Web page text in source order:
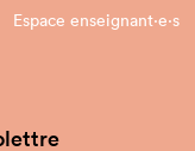
Espace enseignant·e⋅s